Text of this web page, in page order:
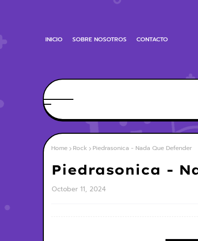
INICIO SOBRE NOSOTROS CONTACTO
Home Rock Piedrasonica - Nada Que Defender
Piedrasonica -
October 11, 2024